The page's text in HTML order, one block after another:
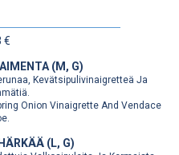
€
(M, G)
Kevätsipulivinaigretteä Ja
Onion Vinaigrette And Vendace
(L, G)